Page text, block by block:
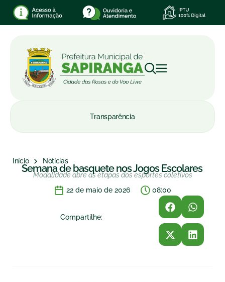
Transparência
Início Notícias
Semana de basquete nos Jogos Escolares
Modalidade abre as etapas dos esportes coletivos
22 de maio de 2026
08:00
Compartilhe: